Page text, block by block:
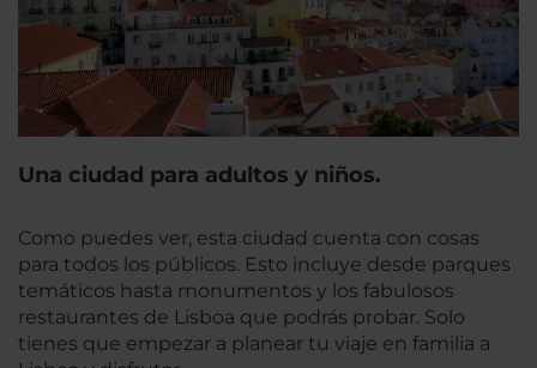
Una ciudad para adultos y niños.
Como puedes ver, esta ciudad cuenta con cosas
para todos los públicos. Esto incluye desde parques
temáticos hasta monumentos y los fabulosos
restaurantes de Lisboa que podrás probar. Solo
tienes que empezar a planear tu viaje en familia a